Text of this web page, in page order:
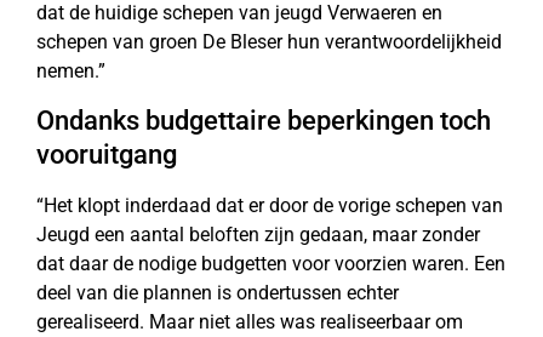
dat de huidige schepen van jeugd Verwaeren en
schepen van groen De Bleser hun verantwoordelijkheid
nemen.”
Ondanks budgettaire beperkingen toch
vooruitgang
“Het klopt inderdaad dat er door de vorige schepen van
Jeugd een aantal beloften zijn gedaan, maar zonder
dat daar de nodige budgetten voor voorzien waren. Een
deel van die plannen is ondertussen echter
gerealiseerd. Maar niet alles was realiseerbaar om